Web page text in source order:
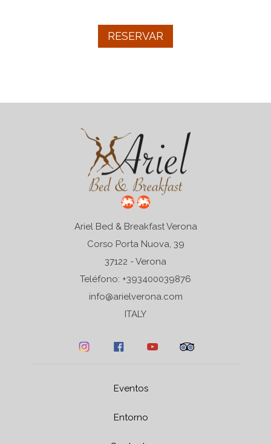
RESERVAR
Ariel Bed & Breakfast Verona
Corso Porta Nuova, 39
37122 - Verona
Teléfono: +393400039876
info@arielverona.com
ITALY
Eventos
Entorno